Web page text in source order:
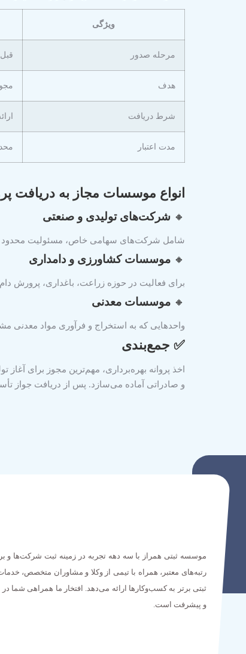
ویژگی
مرحله صدور
هدف
شرط دریافت
مدت اعتبار
انواع موسسات مجاز به دریافت
🔸 شرکت‌های تولیدی و صنعتی
شامل شرکت‌های سهامی خاص، مسئولیت محدود
🔸 موسسات کشاورزی و دامداری
برای فعالیت در حوزه زراعت، باغداری، پرورش
🔸 موسسات معدنی
واحدهایی که به استخراج و فرآوری مواد معدنی
✅ جمع‌بندی
اخذ پروانه بهره‌برداری، مهم‌ترین مجوز برای
و صادراتی آماده می‌سازد. پس از دریافت جواز
موسسه ثبتی همراز با سه دهه تجربه در زمینه ثبت شرکت‌ها و
رتبه‌های معتبر، همراه با تیمی از وکلا و مشاوران متخصص،
ثبتی برتر به کسب‌وکارها ارائه می‌دهد. افتخار ما همراهی شما
و پیشرفت است.